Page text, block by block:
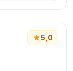
5,0